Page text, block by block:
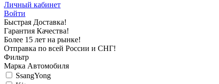
Личный кабинет
Войти
Быстрая Доставка!
Гарантия Качества!
Более 15 лет на рынке!
Отправка по всей России и СНГ!
Фильтр
Марка Автомобиля
SsangYong